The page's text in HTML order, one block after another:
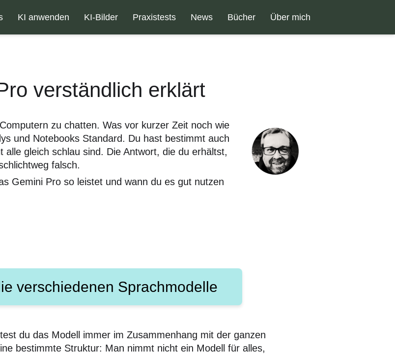
KI anwenden KI-Bilder Praxistests News Bücher Über mich
verständlich erklärt
zu chatten. Was vor kurzer Zeit noch wie
und Notebooks Standard. Du hast bestimmt auch
gleich schlau sind. Die Antwort, die du erhältst,
falsch.
Gemini Pro so leistet und wann du es gut nutzen
verschiedenen Sprachmodelle
du das Modell immer im Zusammenhang mit der ganzen
bestimmte Struktur: Man nimmt nicht ein Modell für alles,